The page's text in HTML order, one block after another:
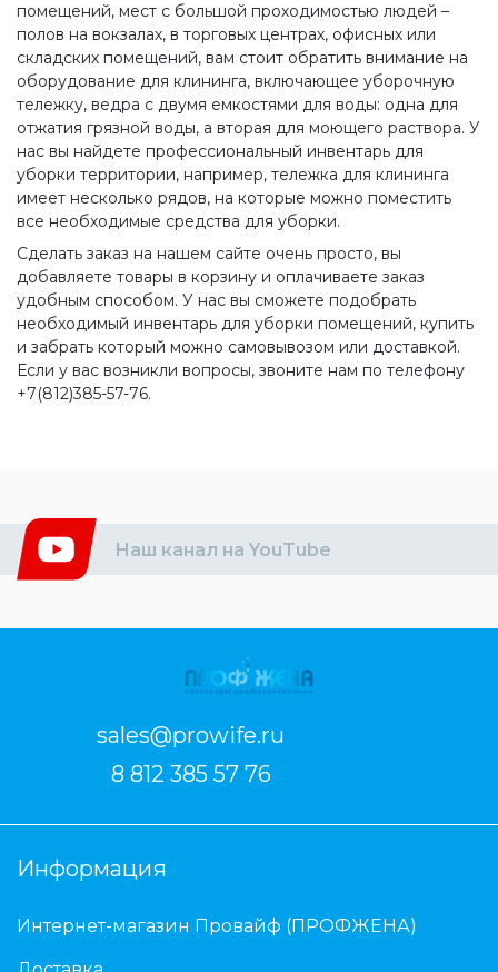
помещений, мест с большой проходимостью людей –
полов на вокзалах, в торговых центрах, офисных или
складских помещений, вам стоит обратить внимание на
оборудование для клининга, включающее уборочную
тележку, ведра с двумя емкостями для воды: одна для
отжатия грязной воды, а вторая для моющего раствора. У
нас вы найдете профессиональный инвентарь для
уборки территории, например, тележка для клининга
имеет несколько рядов, на которые можно поместить
все необходимые средства для уборки.
Сделать заказ на нашем сайте очень просто, вы
добавляете товары в корзину и оплачиваете заказ
удобным способом. У нас вы сможете подобрать
необходимый инвентарь для уборки помещений, купить
и забрать который можно самовывозом или доставкой.
Если у вас возникли вопросы, звоните нам по телефону
+7(812)385-57-76.
Наш канал на YouTube
sales@prowife.ru
8 812 385 57 76
Информация
Интернет-магазин Провайф (ПРОФЖЕНА)